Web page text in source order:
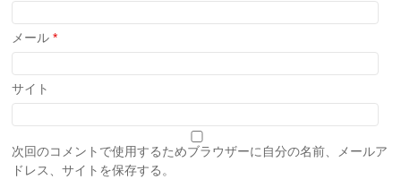
メール*
サイト
次回のコメントで使用するためブラウザーに自分の名前、メールア
ドレス、サイトを保存する。